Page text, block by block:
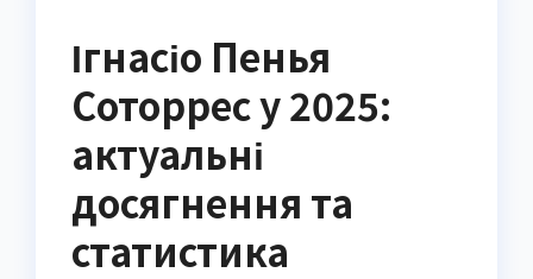
Ігнасіо Пенья
Соторрес у 2025:
актуальні
досягнення та
статистика